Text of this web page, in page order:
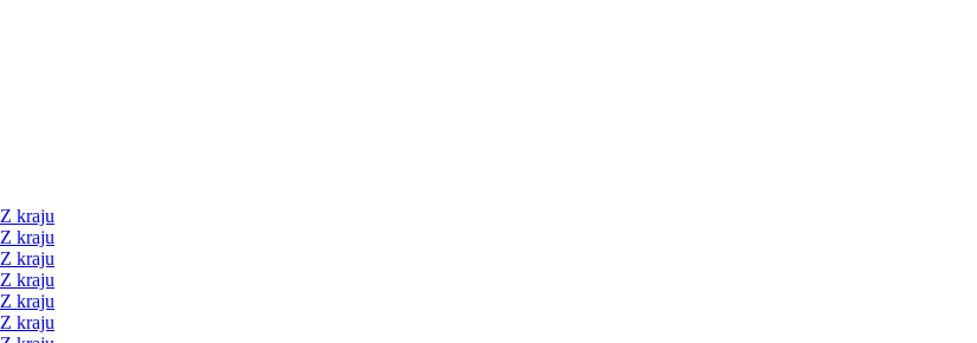
Z kraju
Z kraju
Z kraju
Z kraju
Z kraju
Z kraju